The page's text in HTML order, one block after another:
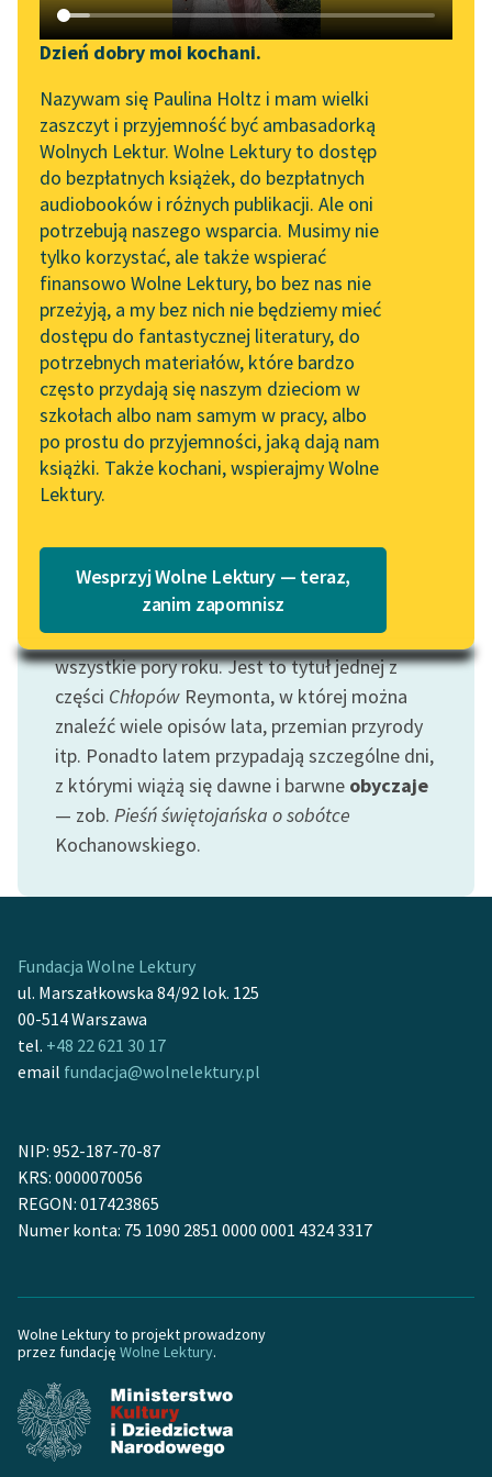
Katalog DAISY
Podkasty o książkach
Zgłoś brak utworu
Aktualności
„Prokurator Alicja Horn”
do słuchania
Byliśmy częścią AI Impact
Lab
Zapraszamy na spotkanie
online z tłumaczkami
literatury skandynawskiej
Spotkanie z Katarzyną
Tunkiel w Oslo
102. lata temu zmarł
Joseph Conrad
Lektury szkolne i klasyka
literatury do słuchania dla
uczennic i uczniów z
niepełnosprawnościami
E-kolekcja lektur
szkolnych i literatury do
słuchania dla uczennic i
niepełnosprawnościami
Popularyzacja
Ręce pełne poezji
Kolekcje edukacyjne
twórców przechodzących
Starego Testamentu
Odkurzamy bohaterów
Szkoła Poezji Wolnych
Narzędzia
Mapa Wolnych Lektur
Leśmianator
Przewodnik dla piszących i
czytających
API
OAI-PMH
Widget Wolnych Lektur
Przypisy
Katalog w formacie PDF
O nas
Kontakt
O projekcie
Zespół
Dzień dobry moi kochani.
Nazywam się Paulina Holtz i mam wielki
zaszczyt i przyjemność być ambasadorką
Wolnych Lektur. Wolne Lektury to dostęp
do bezpłatnych książek, do bezpłatnych
audiobooków i różnych publikacji. Ale oni
potrzebują naszego wsparcia. Musimy nie
tylko korzystać, ale także wspierać
finansowo Wolne Lektury, bo bez nas nie
przeżyją, a my bez nich nie będziemy mieć
dostępu do fantastycznej literatury, do
potrzebnych materiałów, które bardzo
często przydają się naszym dzieciom w
szkołach albo nam samym w pracy, albo
po prostu do przyjemności, jaką dają nam
książki. Także kochani, wspierajmy Wolne
Lektury.
Wesprzyj Wolne Lektury — teraz,
zanim zapomnisz
Artur Oppman
Wszyscy trzej siedzieli
przed budką
pustelnika, na ławie,
uczynionej z dwóch
pieńków, na których
położono...
Czytaj więcej
Motyw: Lato
charakterystyczne obrazy odnoszące się do
tej pory roku — pory roślinnej obfitości,
wakacji, żniw itp. Lato wśród motywów
współtworzy rodzinę, której członkami są
wszystkie pory roku. Jest to tytuł jednej z
części Chłopów Reymonta, w której można
znaleźć wiele opisów lata, przemian przyrody
itp. Ponadto latem przypadają szczególne dni,
z którymi wiążą się dawne i barwne obyczaje
— zob. Pieśń świętojańska o sobótce
Kochanowskiego.
Fundacja Wolne Lektury
ul. Marszałkowska 84/92 lok. 125
00-514 Warszawa
tel. +48 22 621 30 17
email fundacja@wolnelektury.pl
NIP: 952-187-70-87
KRS: 0000070056
REGON: 017423865
Numer konta: 75 1090 2851 0000 0001 4324 3317
Wolne Lektury to projekt prowadzony
przez fundację Wolne Lektury.